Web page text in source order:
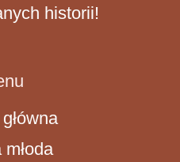
historii!